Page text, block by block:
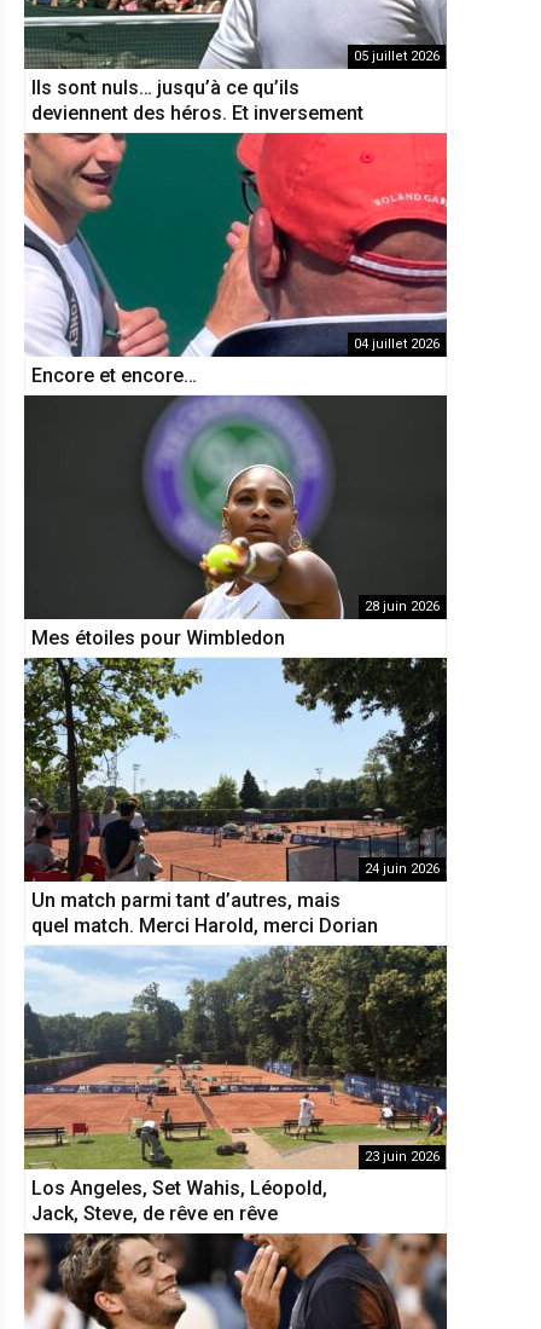
05 juillet 2026
Ils sont nuls… jusqu’à ce qu’ils
deviennent des héros. Et inversement
04 juillet 2026
Encore et encore…
28 juin 2026
Mes étoiles pour Wimbledon
24 juin 2026
Un match parmi tant d’autres, mais
quel match. Merci Harold, merci Dorian
23 juin 2026
Los Angeles, Set Wahis, Léopold,
Jack, Steve, de rêve en rêve